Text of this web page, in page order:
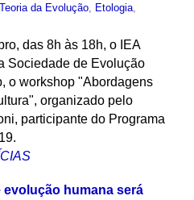
Teoria da Evolução, Etologia,
das 8h às 18h, o IEA
Sociedade de Evolução
o workshop "Abordagens
organizado pelo
participante do Programa
humana será